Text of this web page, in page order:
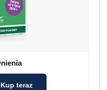
Kup teraz